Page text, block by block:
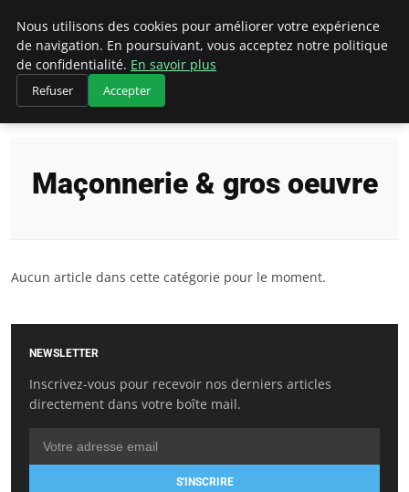
Bricoler Comme Un Pro
Accueil Maçonnerie & gros oeuvre
Maçonnerie & gros oeuvre
Aucun article dans cette catégorie pour le moment.
NEWSLETTER
Inscrivez-vous pour recevoir nos derniers articles
directement dans votre boîte mail.
S'INSCRIRE
Nous utilisons des cookies pour améliorer votre expérience
de navigation. En poursuivant, vous acceptez notre politique
de confidentialité. En savoir plus
Refuser Accepter